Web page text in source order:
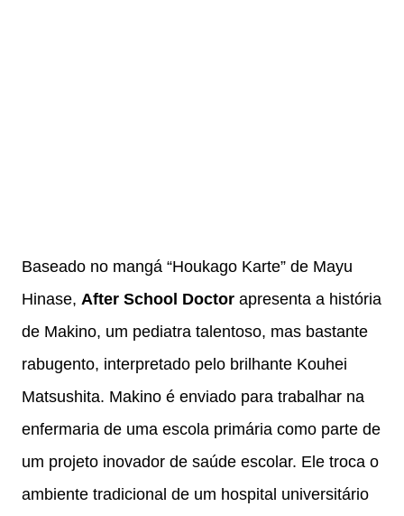
Baseado no mangá “Houkago Karte” de Mayu
Hinase, After School Doctor apresenta a história
de Makino, um pediatra talentoso, mas bastante
rabugento, interpretado pelo brilhante Kouhei
Matsushita. Makino é enviado para trabalhar na
enfermaria de uma escola primária como parte de
um projeto inovador de saúde escolar. Ele troca o
ambiente tradicional de um hospital universitário